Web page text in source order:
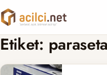
Etiket: